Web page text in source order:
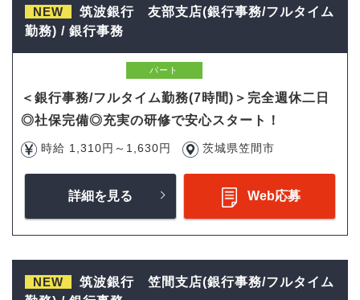
NEW
筑波銀行 友部支店(銀行事務/フルタイム
勤務) / 銀行事務
パート
＜銀行事務/フルタイム勤務(7時間)＞完全週休二日
◎社保完備◎充実の研修で安心スタート！
時給 1,310円～1,630円 茨城県笠間市
詳細を見る Web応募
NEW
筑波銀行 笠間支店(銀行事務/フルタイム